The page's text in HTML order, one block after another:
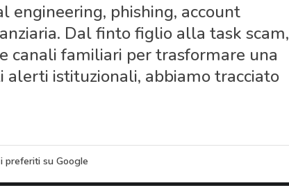
engineering, phishing, account
Dal finto figlio alla task scam,
canali familiari per trasformare una
alerti istituzionali, abbiamo tracciato
preferiti su Google